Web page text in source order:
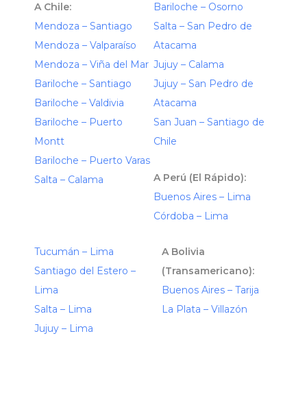
A Chile:
Mendoza – Santiago
Mendoza – Valparaíso
Mendoza – Viña del Mar
Bariloche – Santiago
Bariloche – Valdivia
Bariloche – Puerto
Montt
Bariloche – Puerto Varas
Salta – Calama
Bariloche – Osorno
Salta – San Pedro de
Atacama
Jujuy – Calama
Jujuy – San Pedro de
Atacama
San Juan – Santiago de
Chile
A Perú (El Rápido):
Buenos Aires – Lima
Córdoba – Lima
Tucumán – Lima
Santiago del Estero –
Lima
Salta – Lima
Jujuy – Lima
A Bolivia
(Transamericano):
Buenos Aires – Tarija
La Plata – Villazón